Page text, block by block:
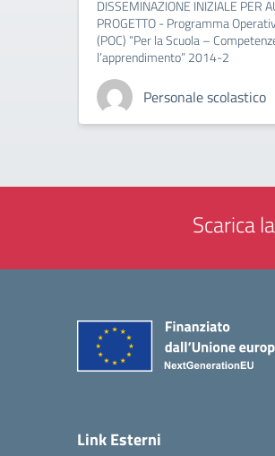
DISSEMINAZIONE INIZIALE PER
PROGETTO - Programma
(POC) “Per la Scuola –
l’apprendimento” 2014-2
Personale scolastico
Scarica
Link Esterni